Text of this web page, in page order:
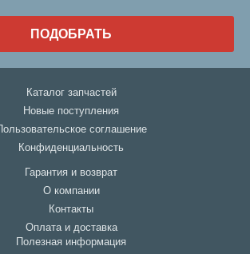
ПОДОБРАТЬ
Каталог запчастей
Новые поступления
Пользовательское соглашение
Конфиденциальность
Гарантия и возврат
О компании
Контакты
Оплата и доставка
Полезная информация